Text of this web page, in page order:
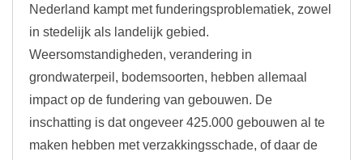
Nederland kampt met funderingsproblematiek, zowel
in stedelijk als landelijk gebied.
Weersomstandigheden, verandering in
grondwaterpeil, bodemsoorten, hebben allemaal
impact op de fundering van gebouwen. De
inschatting is dat ongeveer 425.000 gebouwen al te
maken hebben met verzakkingsschade, of daar de